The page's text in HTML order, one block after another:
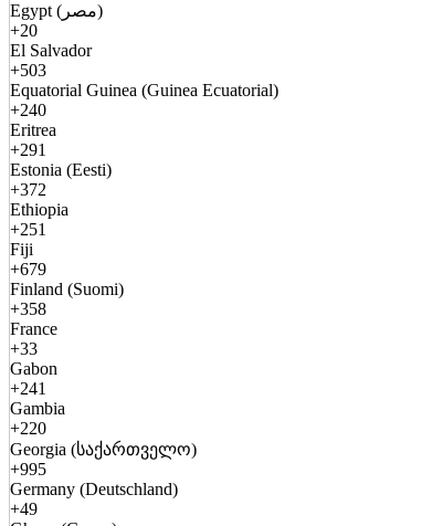
Egypt (مصر)
+20
El Salvador
+503
Equatorial Guinea (Guinea Ecuatorial)
+240
Eritrea
+291
Estonia (Eesti)
+372
Ethiopia
+251
Fiji
+679
Finland (Suomi)
+358
France
+33
Gabon
+241
Gambia
+220
Georgia (საქართველო)
+995
Germany (Deutschland)
+49